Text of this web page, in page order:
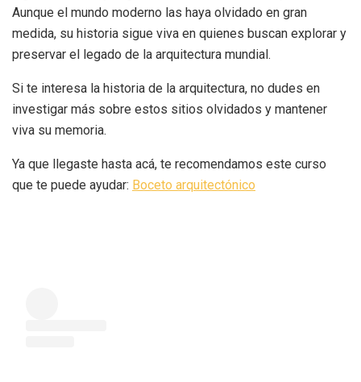
Aunque el mundo moderno las haya olvidado en gran
medida, su historia sigue viva en quienes buscan explorar y
preservar el legado de la arquitectura mundial.
Si te interesa la historia de la arquitectura, no dudes en
investigar más sobre estos sitios olvidados y mantener
viva su memoria.
Ya que llegaste hasta acá, te recomendamos este curso
que te puede ayudar: Boceto arquitectónico